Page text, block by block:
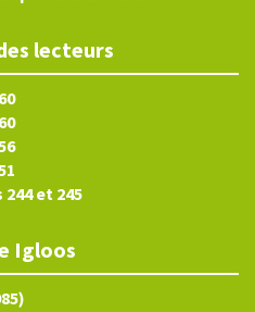
lecteurs
et 245
Igloos